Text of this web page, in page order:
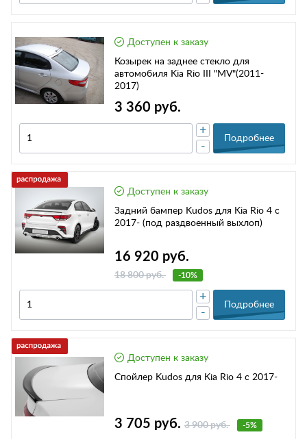
Доступен к заказу
Козырек на заднее стекло для
автомобиля Kia Rio III "MV"(2011-
2017)
3 360 руб.
-
+
Подробнее
Доступен к заказу
Задний бампер Kudos для Kia Rio 4 с
2017- (под раздвоенный выхлоп)
16 920 руб.
18 800 руб. -10%
-
+
Подробнее
Доступен к заказу
Спойлер Kudos для Kia Rio 4 с 2017-
3 705 руб. 3 900 руб. -5%